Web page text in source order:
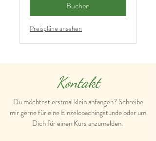
Buchen
Preispläne ansehen
Kontakt
Du möchtest erstmal klein anfangen? Schreibe
mir gerne für eine Einzelcoachingstunde oder um
Dich für einen Kurs anzumelden.